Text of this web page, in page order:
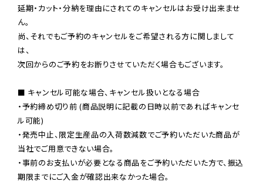
延期・カット・分納を理由にされてのキャンセルはお受け出来ませ
ん。
尚、それでもご予約のキャンセルをご希望される方に関しまして
は、
次回からのご予約をお断りさせていただく場合もございます。
■ キャンセル可能な場合、キャンセル扱いとなる場合
・予約締め切り前 (商品説明に記載の日時以前であればキャンセ
ル可能)
・発売中止、限定生産品の入荷数減数でご予約いただいた商品が
当社でご用意できない場合。
・事前のお支払いが必要となる商品をご予約いただいた方で、振込
期限までにご入金が確認出来なかった場合。